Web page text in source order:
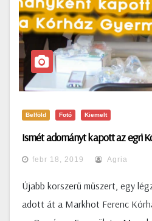
Belföld Fotó Kiemelt
Ismét adományt kapott az egri
febr 18, 2019 Agria
Újabb korszerű műszert, egy
adott át a Markhot Ferenc